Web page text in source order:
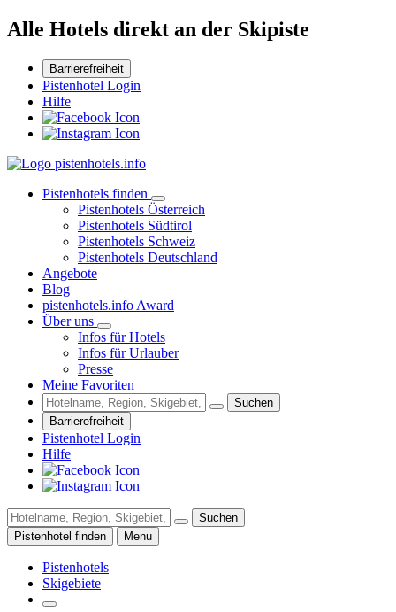
Alle Hotels direkt an der Skipiste
Barrierefreiheit
Pistenhotel Login
Hilfe
Pistenhotels finden
Pistenhotels Österreich
Pistenhotels Südtirol
Pistenhotels Schweiz
Pistenhotels Deutschland
Angebote
Blog
pistenhotels.info Award
Über uns
Infos für Hotels
Infos für Urlauber
Presse
Meine Favoriten
Suchen
Barrierefreiheit
Pistenhotel Login
Hilfe
Suchen
Pistenhotel finden
Menu
Pistenhotels
Skigebiete